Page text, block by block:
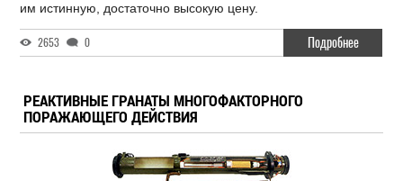
им истинную, достаточно высокую цену.
2653 0 Подробнее
РЕАКТИВНЫЕ ГРАНАТЫ МНОГОФАКТОРНОГО
ПОРАЖАЮЩЕГО ДЕЙСТВИЯ